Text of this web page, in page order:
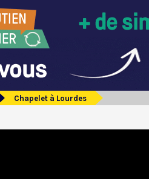
Chapelet à Lourdes